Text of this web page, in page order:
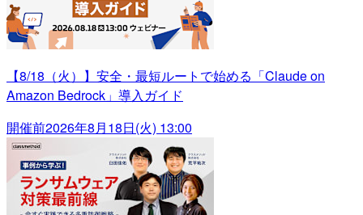
【8/18（火）】安全・最短ルートで始める「Claude on
Amazon Bedrock」導入ガイド
開催前2026年8月18日(火) 13:00